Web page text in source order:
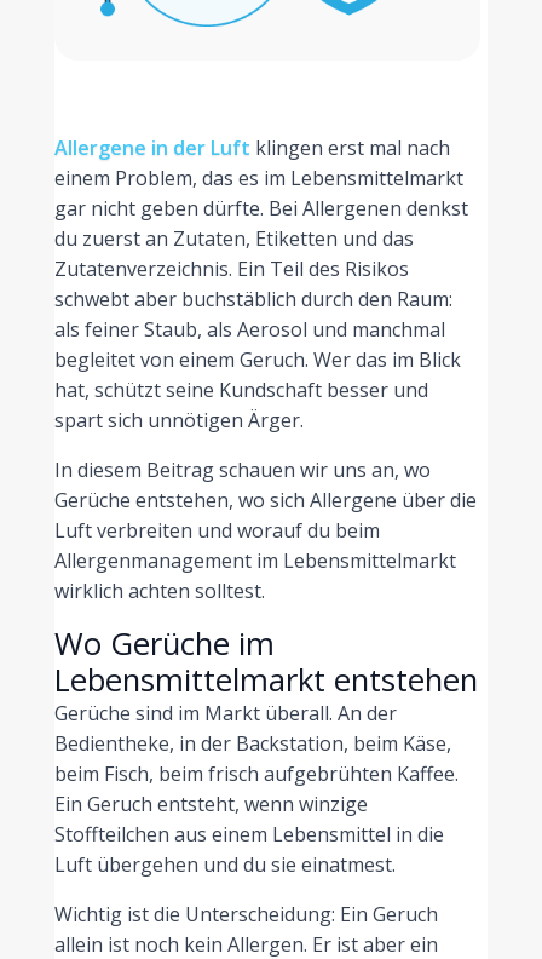
Allergene in der Luft klingen erst mal nach
einem Problem, das es im Lebensmittelmarkt
gar nicht geben dürfte. Bei Allergenen denkst
du zuerst an Zutaten, Etiketten und das
Zutatenverzeichnis. Ein Teil des Risikos
schwebt aber buchstäblich durch den Raum:
als feiner Staub, als Aerosol und manchmal
begleitet von einem Geruch. Wer das im Blick
hat, schützt seine Kundschaft besser und
spart sich unnötigen Ärger.
In diesem Beitrag schauen wir uns an, wo
Gerüche entstehen, wo sich Allergene über die
Luft verbreiten und worauf du beim
Allergenmanagement im Lebensmittelmarkt
wirklich achten solltest.
Wo Gerüche im
Lebensmittelmarkt entstehen
Gerüche sind im Markt überall. An der
Bedientheke, in der Backstation, beim Käse,
beim Fisch, beim frisch aufgebrühten Kaffee.
Ein Geruch entsteht, wenn winzige
Stoffteilchen aus einem Lebensmittel in die
Luft übergehen und du sie einatmest.
Wichtig ist die Unterscheidung: Ein Geruch
allein ist noch kein Allergen. Er ist aber ein